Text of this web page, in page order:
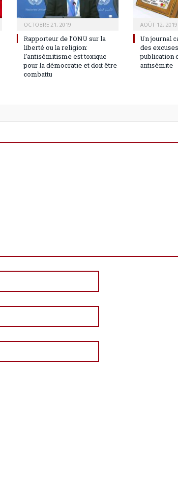
OCTOBRE 21, 2019
Rapporteur de l’ONU sur la
liberté ou la religion:
l’antisémitisme est toxique
pour la démocratie et doit être
combattu
AOÛT 12, 2019
Un journal
des
publication
antisémite